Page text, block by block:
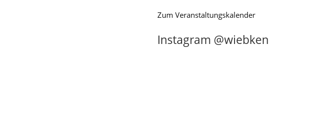
Zum Veranstaltungskalender
Instagram @wiebken